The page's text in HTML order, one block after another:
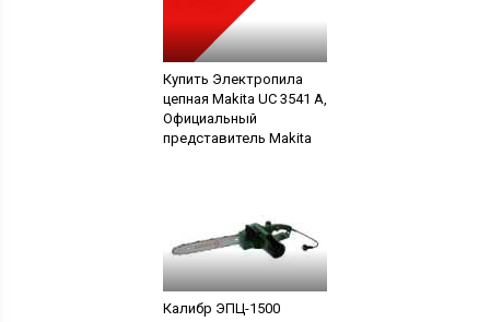
Купить Электропила
цепная Makita UC 3541 A,
Официальный
представитель Makita
Калибр ЭПЦ-1500